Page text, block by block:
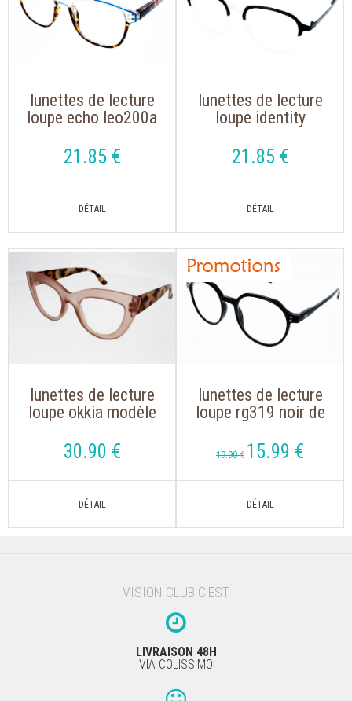
lunettes de lecture
loupe echo leo200a
21 .85 €
lunettes de lecture
loupe identity
translucide
21 .85 €
lunettes de lecture
loupe okkia modèle
écaille de forme
rétro
30.90 €
lunettes de lecture
loupe rg319 noir de
19.90 € 15.99 €
VISION CLUB C'EST
LIVRAISON 48H
VIA COLISSIMO